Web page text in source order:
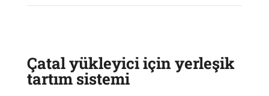
Çatal yükleyici için yerleşik
tartım sistemi